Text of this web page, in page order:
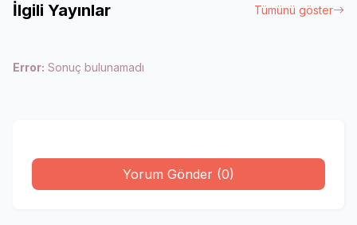
İlgili Yayınlar Tümünü göster
Error: Sonuç bulunamadı
Yorum Gönder (0)